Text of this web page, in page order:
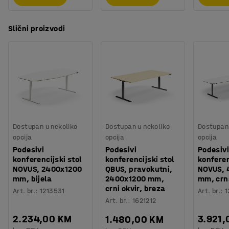
Potreban vam je prostor za spremanje? Namještaj iz
može slagati, a modularni sustav olakšava dodavanje
Slični proizvodi
Dostupan u nekoliko
opcija
Podesivi
konferencijski stol
NOVUS, 2400x1200
mm, bijela
Art. br.:1213531
2.234,00 KM
Dostupan u nekoliko
opcija
Podesivi
konferencijski stol
QBUS, pravokutni,
2400x1200 mm,
crni okvir, breza
Art. br.: 1621212
1.480,00 KM
opcija
Podesivi
mm,
Art. br.: